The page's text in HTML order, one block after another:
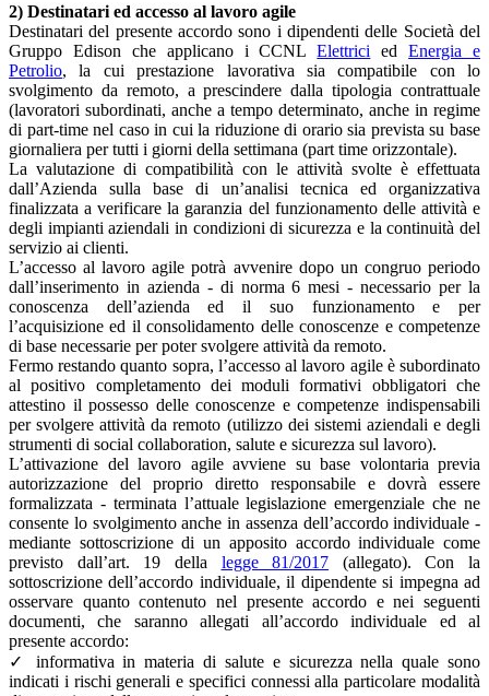
2) Destinatari ed accesso al lavoro agile
Destinatari del presente accordo sono i dipendenti delle Società del
Gruppo Edison che applicano i CCNLElettrici edEnergia e
Petrolio, la cui prestazione lavorativa sia compatibile con lo
svolgimento da remoto, a prescindere dalla tipologia contrattuale
(lavoratori subordinati, anche a tempo determinato, anche in regime
di part-time nel caso in cui la riduzione di orario sia prevista su base
giornaliera per tutti i giorni della settimana (part time orizzontale).
La valutazione di compatibilità con le attività svolte è effettuata
dall’Azienda sulla base di un’analisi tecnica ed organizzativa
finalizzata a verificare la garanzia del funzionamento delle attività e
degli impianti aziendali in condizioni di sicurezza e la continuità del
servizio ai clienti.
L’accesso al lavoro agile potrà avvenire dopo un congruo periodo
dall’inserimento in azienda - di norma 6 mesi - necessario per la
conoscenza dell’azienda ed il suo funzionamento e per
l’acquisizione ed il consolidamento delle conoscenze e competenze
di base necessarie per poter svolgere attività da remoto.
Fermo restando quanto sopra, l’accesso al lavoro agile è subordinato
al positivo completamento dei moduli formativi obbligatori che
attestino il possesso delle conoscenze e competenze indispensabili
per svolgere attività da remoto (utilizzo dei sistemi aziendali e degli
strumenti di social collaboration, salute e sicurezza sul lavoro).
L’attivazione del lavoro agile avviene su base volontaria previa
autorizzazione del proprio diretto responsabile e dovrà essere
formalizzata - terminata l’attuale legislazione emergenziale che ne
consente lo svolgimento anche in assenza dell’accordo individuale -
mediante sottoscrizione di un apposito accordo individuale come
previsto dall’art. 19 della legge 81/2017 (allegato). Con la
sottoscrizione dell’accordo individuale, il dipendente si impegna ad
osservare quanto contenuto nel presente accordo e nei seguenti
documenti, che saranno allegati all’accordo individuale ed al
presente accordo:
✓ informativa in materia di salute e sicurezza nella quale sono
indicati i rischi generali e specifici connessi alla particolare modalità